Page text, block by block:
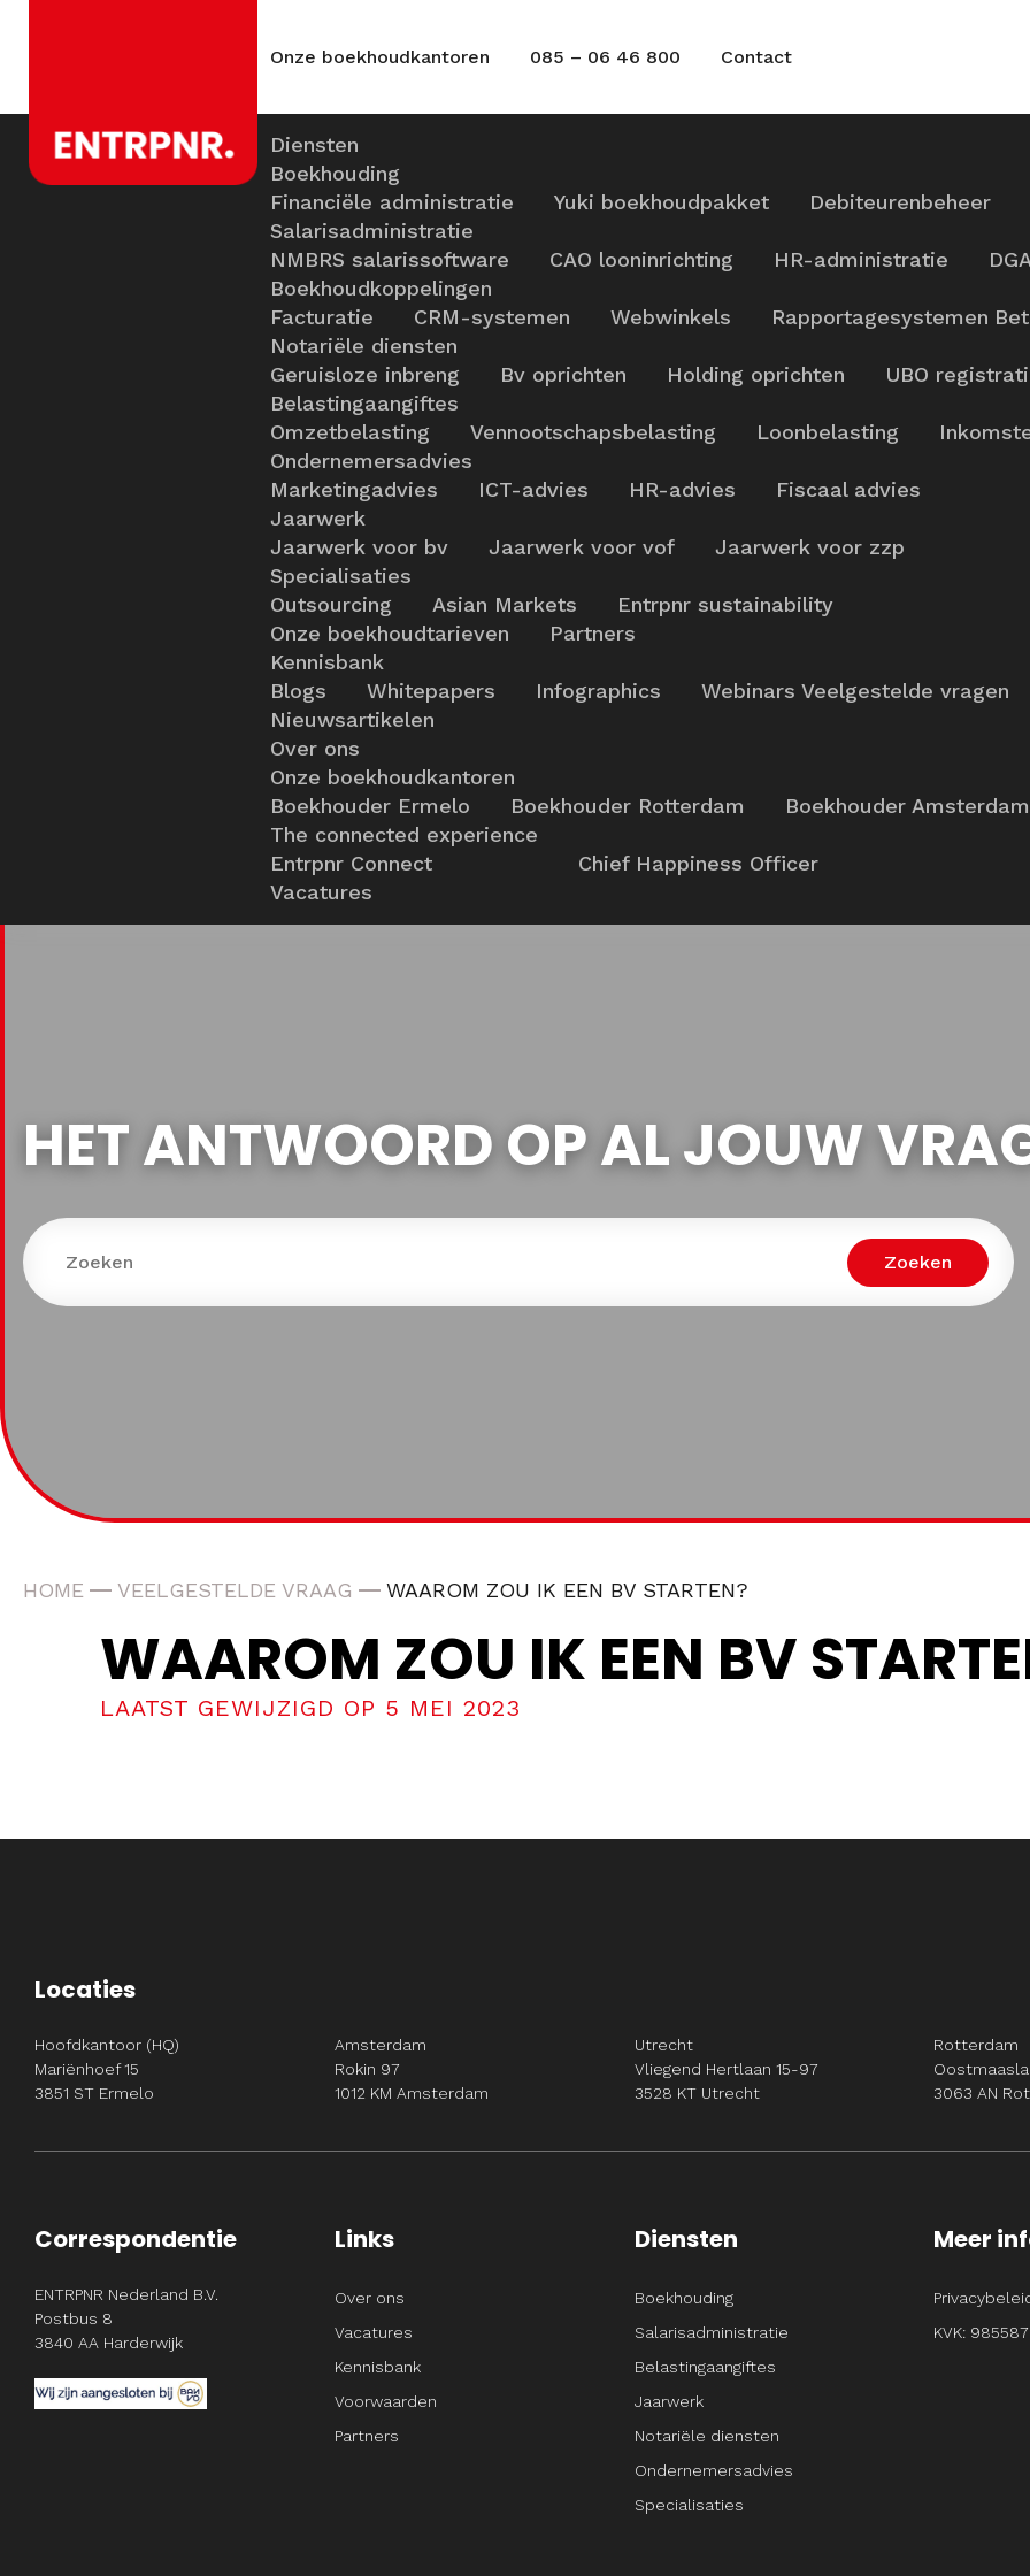
Onze boekhoudkantoren 085 – 06 46 800 Contact
Diensten
Boekhouding
Financiële administratie
Yuki boekhoudpakket
Debiteurenbeheer
Salarisadministratie
NMBRS salarissoftware
CAO looninrichting HR-administratie
Boekhoudkoppelingen
Facturatie
CRM-systemen Webwinkels Rapportagesystemen
Notariële diensten
Geruisloze inbreng
Bv oprichten Holding oprichten
UBO
Belastingaangiftes
Omzetbelasting
Vennootschapsbelasting Loonbelasting
Ondernemersadvies
Marketingadvies
ICT-advies HR-advies
Fiscaal advies
Jaarwerk
Jaarwerk voor bv
Jaarwerk voor vof
Jaarwerk voor zzp
Specialisaties
Outsourcing
Asian Markets
Entrpnr sustainability
Onze boekhoudtarieven
Partners
Kennisbank
Blogs
Whitepapers Infographics Webinars Veelgestelde vragen
Nieuwsartikelen
Over ons
Onze boekhoudkantoren
Boekhouder Ermelo
Boekhouder Rotterdam
Boekhouder Amsterdam
The connected experience
Entrpnr Connect
Chief Happiness Officer
Vacatures
HET ANTWOORD OP AL JOUW
Zoeken
HOME VEELGESTELDE VRAAG WAAROM ZOU IK EEN BV STARTEN?
WAAROM ZOU IK EEN BV
LAATST GEWIJZIGD OP 5 MEI 2023
Locaties
Hoofdkantoor (HQ)
Mariënhoef 15
3851 ST Ermelo
Amsterdam
Rokin 97
1012 KM Amsterdam
Utrecht
Vliegend Hertlaan 15-97
3528 KT Utrecht
Rotterdam
3063 AN
Correspondentie
ENTRPNR Nederland B.V.
Postbus 8
3840 AA Harderwijk
Links
Over ons
Vacatures
Kennisbank
Voorwaarden
Partners
Diensten
Boekhouding
Salarisadministratie
Belastingaangiftes
Jaarwerk
Notariële diensten
Ondernemersadvies
Specialisaties
Meer
KVK: